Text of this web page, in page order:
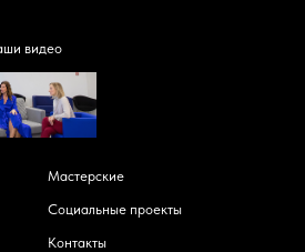
видео
Мастерские
Контакты
Социальные проекты